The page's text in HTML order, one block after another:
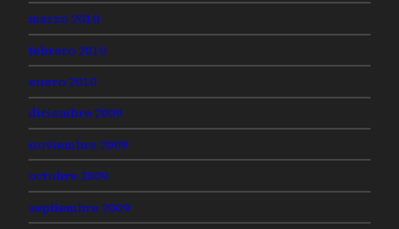
marzo 2010
febrero 2010
enero 2010
diciembre 2009
noviembre 2009
octubre 2009
septiembre 2009